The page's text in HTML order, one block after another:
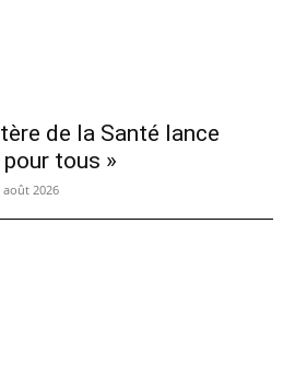
de la Santé lance
pour tous »
août 2026